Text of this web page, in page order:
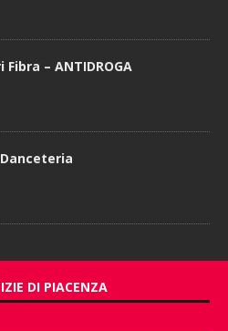
Fibra – ANTIDROGA
DI PIACENZA